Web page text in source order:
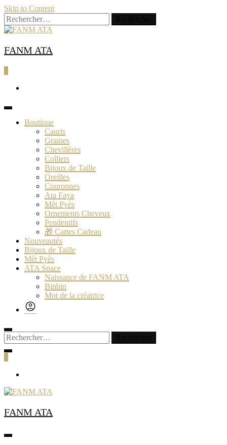
Skip to Content
Rechercher :
FANM ATA
Boutique
Cauris
Graines
Chevillères
Colliers
Bijoux de Taille
Oreilles
Couronnes
Ata Faya
Mèt Pyès
Ornements Cheveux
Pendentifs
🎁 Cartes Cadeau
Nouveautés
Bijoux de Taille
Mèt Pyès
ATA Space
Naissance de FANM ATA
Binbin
Mot de la créatrice
Rechercher :
FANM ATA